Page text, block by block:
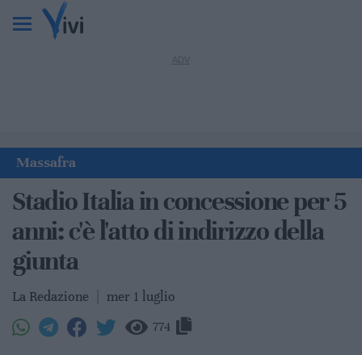
Massafra
Stadio Italia in concessione per 5
anni: c'è l'atto di indirizzo della
giunta
La Redazione mer 1 luglio
774